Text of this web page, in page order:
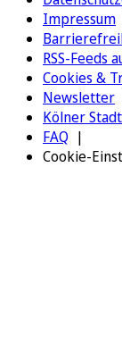
Impressum
RSS-Feeds
Cookies &
Newsletter
Kölner
FAQ
Cookie-